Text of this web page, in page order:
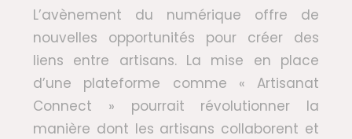
L’avènement du numérique offre de
nouvelles opportunités pour créer des
liens entre artisans. La mise en place
d’une plateforme comme « Artisanat
Connect » pourrait révolutionner la
manière dont les artisans collaborent et